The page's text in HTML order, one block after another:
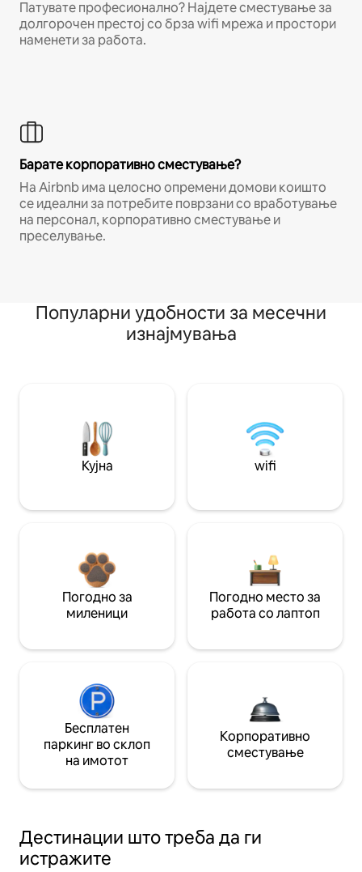
Патувате професионално? Најдете сместување за
долгорочен престој со брза wifi мрежа и простори
наменети за работа.
Барате корпоративно сместување?
На Airbnb има целосно опремени домови коишто
се идеални за потребите поврзани со вработување
на персонал, корпоративно сместување и
преселување.
Популарни удобности за месечни
изнајмувања
Кујна wifi
Погодно за
миленици
Погодно место за
работа со лаптоп
Бесплатен
паркинг во склоп
на имотот
Корпоративно
сместување
Дестинации што треба да ги
истражите